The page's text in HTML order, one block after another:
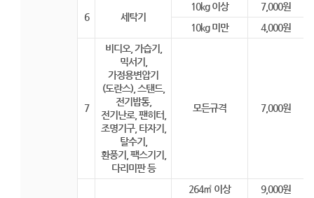
6 세탁기
10kg 이상
7,000원
10kg 미만
4,000원
7
비디오, 가습기,
믹서기,
가정용변압기
(도란스), 스탠드,
전기밥통,
전기난로, 팬히터,
조명기구, 타자기,
탈수기,
환풍기, 팩스기기,
다리미판 등
모든규격 7,000원
264㎡ 이상 9,000원